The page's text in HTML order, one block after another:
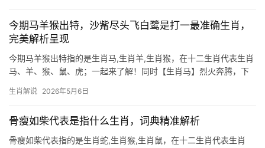
今期马羊猴出特，沙觜尽头飞白鹭是打一最准确生肖，
完美解析呈现
今期马羊猴出特指的是生肖马,生肖羊,生肖猴，在十二生肖代表生肖
马、羊、猴、鼠、虎；一起来了解！同时【生肖马】烈火奔腾，下
属火，水火既济之象预示下半年机遇与挑战并存，29岁者逢“禄马同
生肖解说 2026年5月6日
骨瘦如柴代表是指什么生肖，词典精准解析
骨瘦如柴代表指的是生肖蛇,生肖猴,生肖鼠，在十二生肖代表生肖